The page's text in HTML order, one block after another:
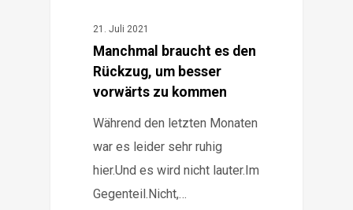
21. Juli 2021
Manchmal braucht es den
Rückzug, um besser
vorwärts zu kommen
Während den letzten Monaten
war es leider sehr ruhig
hier.Und es wird nicht lauter.Im
Gegenteil.Nicht,…